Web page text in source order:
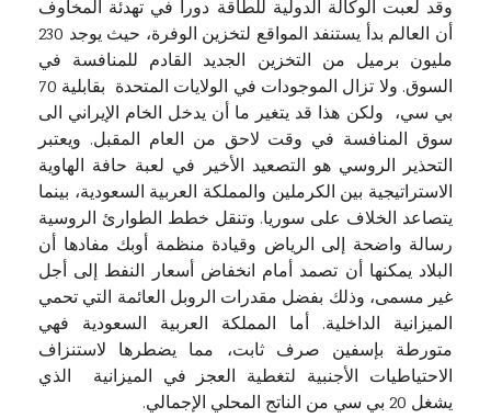
وقد لعبت الوكالة الدولية للطاقة دورا في تهدئة المخاوف
أن العالم بدأ يستنفد المواقع لتخزين الوفرة، حيث يوجد 230
مليون برميل من التخزين الجديد القادم للمنافسة في
السوق. ولا تزال الموجودات في الولايات المتحدة بقابلية 70
بي سي، ولكن هذا قد يتغير ما أن يدخل الخام الإيراني الى
سوق المنافسة في وقت لاحق من العام المقبل. ويعتبر
التحذير الروسي هو التصعيد الأخير في لعبة حافة الهاوية
الاستراتيجية بين الكرملين والمملكة العربية السعودية، بينما
يتصاعد الخلاف على سوريا. وتنقل خطط الطوارئ الروسية
رسالة واضحة إلى الرياض وقيادة منظمة أوبك مفادها أن
البلاد يمكنها أن تصمد أمام انخفاض أسعار النفط إلى أجل
غير مسمى، وذلك بفضل مقدرات الروبل العائمة التي تحمي
الميزانية الداخلية. أما المملكة العربية السعودية فهي
متورطة بإسفين صرف ثابت، مما يضطرها لاستنزاف
الاحتياطيات الأجنبية لتغطية العجز في الميزانية الذي
يشغل 20 بي سي من الناتج المحلي الإجمالي.